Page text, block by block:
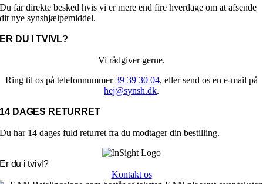
Du får direkte besked hvis vi er mere end fire hverdage om at afsende
dit nye synshjælpemiddel.
ER DU I TVIVL?
Vi rådgiver gerne.
Ring til os på telefonnummer39 39 30 04, eller send os en e-mail på
hej@synsh.dk.
14 DAGES RETURRET
Du har 14 dages fuld returret fra du modtager din bestilling.
Er du i tvivl?
Kontakt os